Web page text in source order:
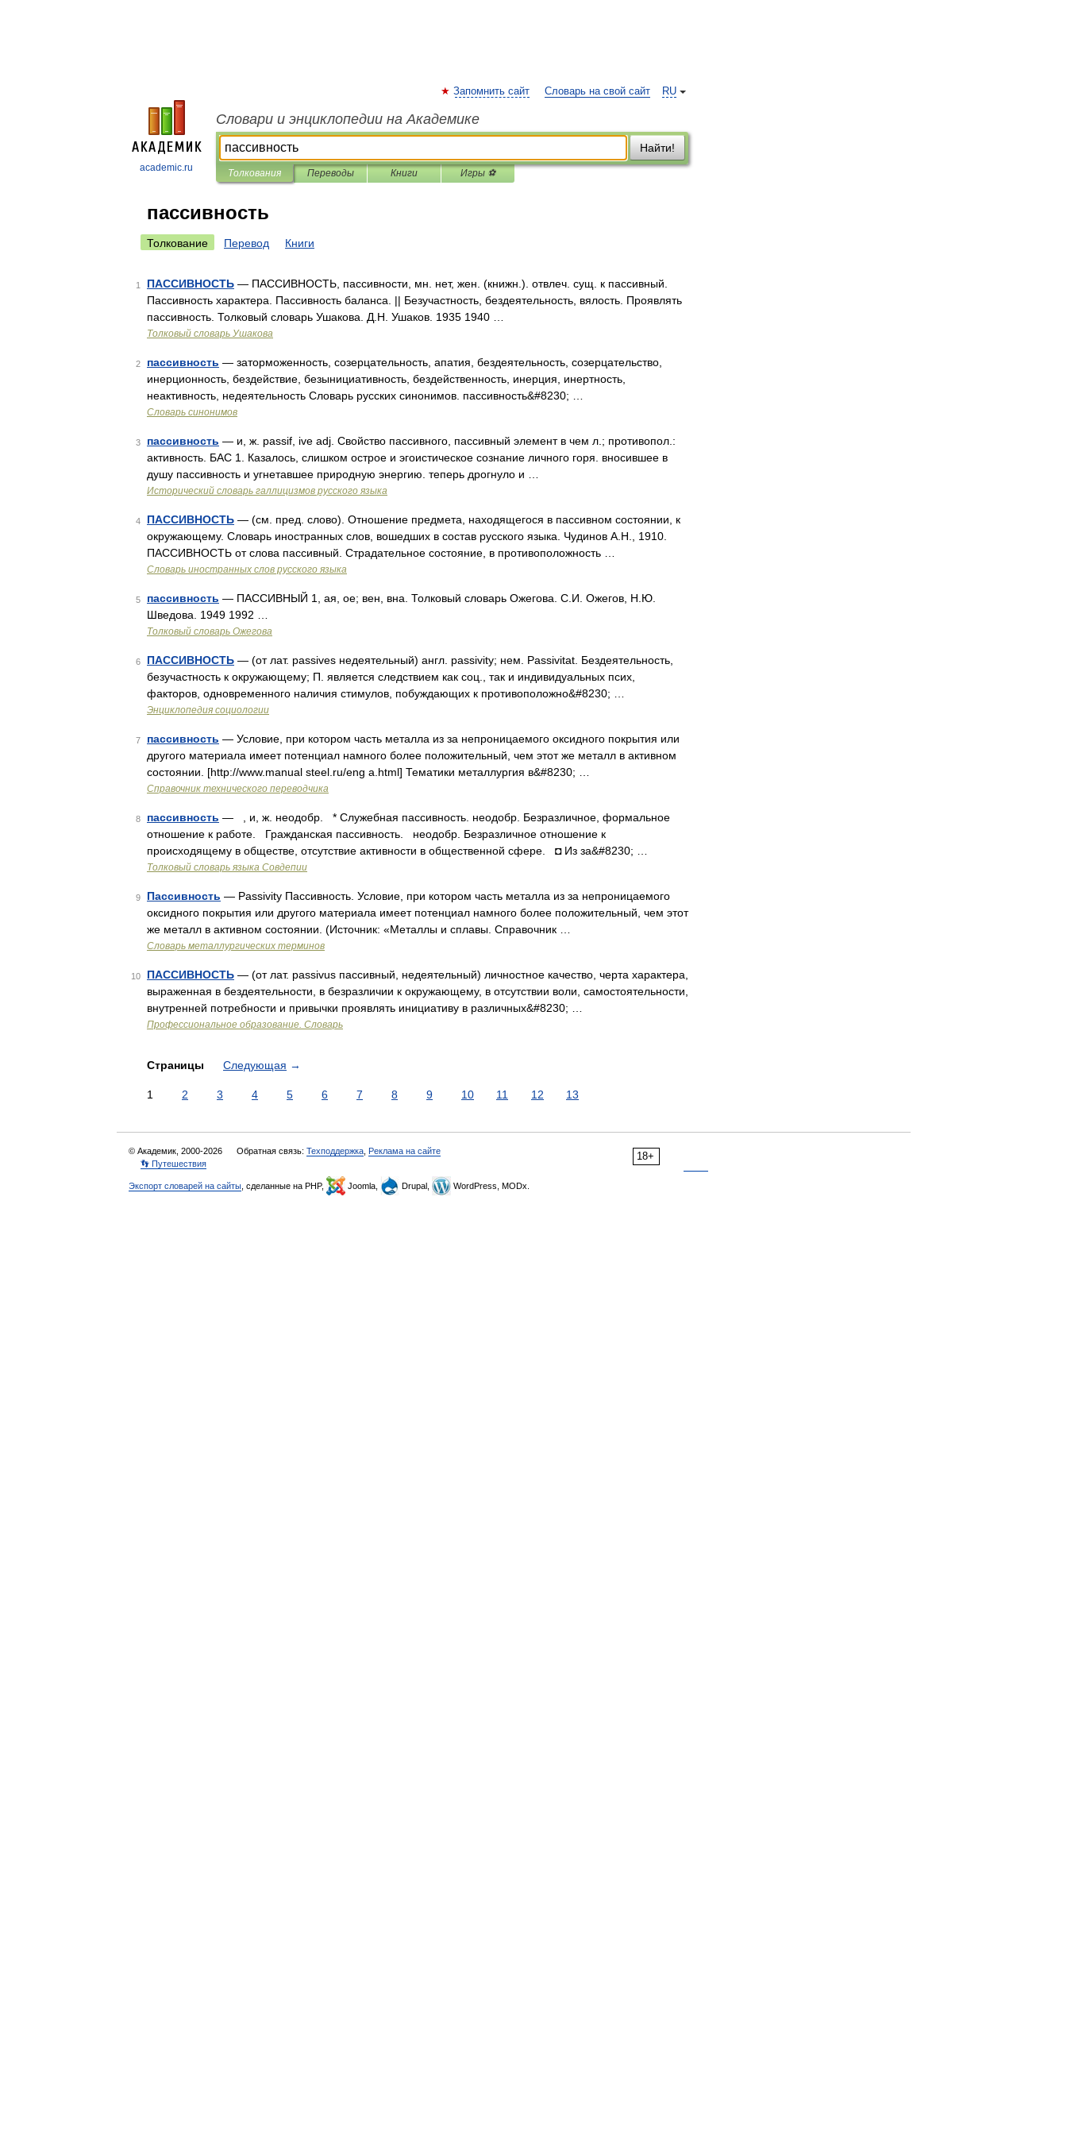
academic.ru
RU
Запомнить сайт Словарь на свой сайт
Словари и энциклопедии на Академике
Найти!
Толкования Переводы Книги Игры ⚽
пассивность
Толкование Перевод Книги
1 ПАССИВНОСТЬ — ПАССИВНОСТЬ, пассивности, мн. нет, жен. (книжн.). отвлеч. сущ. к пассивный.
Пассивность характера. Пассивность баланса. || Безучастность, бездеятельность, вялость. Проявлять
пассивность. Толковый словарь Ушакова. Д.Н. Ушаков. 1935 1940 …
Толковый словарь Ушакова
2 пассивность — заторможенность, созерцательность, апатия, бездеятельность, созерцательство,
инерционность, бездействие, безынициативность, бездейственность, инерция, инертность,
неактивность, недеятельность Словарь русских синонимов. пассивность&#8230; …
Словарь синонимов
3 пассивность — и, ж. passif, ive adj. Свойство пассивного, пассивный элемент в чем л.; противопол.:
активность. БАС 1. Казалось, слишком острое и эгоистическое сознание личного горя. вносившее в
душу пассивность и угнетавшее природную энергию. теперь дрогнуло и …
Исторический словарь галлицизмов русского языка
4 ПАССИВНОСТЬ — (см. пред. слово). Отношение предмета, находящегося в пассивном состоянии, к
окружающему. Словарь иностранных слов, вошедших в состав русского языка. Чудинов А.Н., 1910.
ПАССИВНОСТЬ от слова пассивный. Страдательное состояние, в противоположность …
Словарь иностранных слов русского языка
5 пассивность — ПАССИВНЫЙ 1, ая, ое; вен, вна. Толковый словарь Ожегова. С.И. Ожегов, Н.Ю.
Шведова. 1949 1992 …
Толковый словарь Ожегова
6 ПАССИВНОСТЬ — (от лат. passives недеятельный) англ. passivity; нем. Passivitat. Бездеятельность,
безучастность к окружающему; П. является следствием как соц., так и индивидуальных псих,
факторов, одновременного наличия стимулов, побуждающих к противоположно&#8230; …
Энциклопедия социологии
7 пассивность — Условие, при котором часть металла из за непроницаемого оксидного покрытия или
другого материала имеет потенциал намного более положительный, чем этот же металл в активном
состоянии. [http://www.manual steel.ru/eng a.html] Тематики металлургия в&#8230; …
Справочник технического переводчика
8 пассивность — , и, ж. неодобр. * Служебная пассивность. неодобр. Безразличное, формальное
отношение к работе. Гражданская пассивность. неодобр. Безразличное отношение к
происходящему в обществе, отсутствие активности в общественной сфере. ◘ Из за&#8230; …
Толковый словарь языка Совдепии
9 Пассивность — Passivity Пассивность. Условие, при котором часть металла из за непроницаемого
оксидного покрытия или другого материала имеет потенциал намного более положительный, чем этот
же металл в активном состоянии. (Источник: «Металлы и сплавы. Справочник …
Словарь металлургических терминов
10 ПАССИВНОСТЬ — (от лат. passivus пассивный, недеятельный) личностное качество, черта характера,
выраженная в бездеятельности, в безразличии к окружающему, в отсутствии воли, самостоятельности,
внутренней потребности и привычки проявлять инициативу в различных&#8230; …
Профессиональное образование. Словарь
Страницы Следующая →
1 2 3 4 5 6 7 8 9 10 11 12 13
18+
© Академик, 2000-2026 Обратная связь: Техподдержка Реклама на сайте
👣 Путешествия
Экспорт словарей на сайты , сделанные на PHP, Joomla, Drupal, WordPress, MODx.